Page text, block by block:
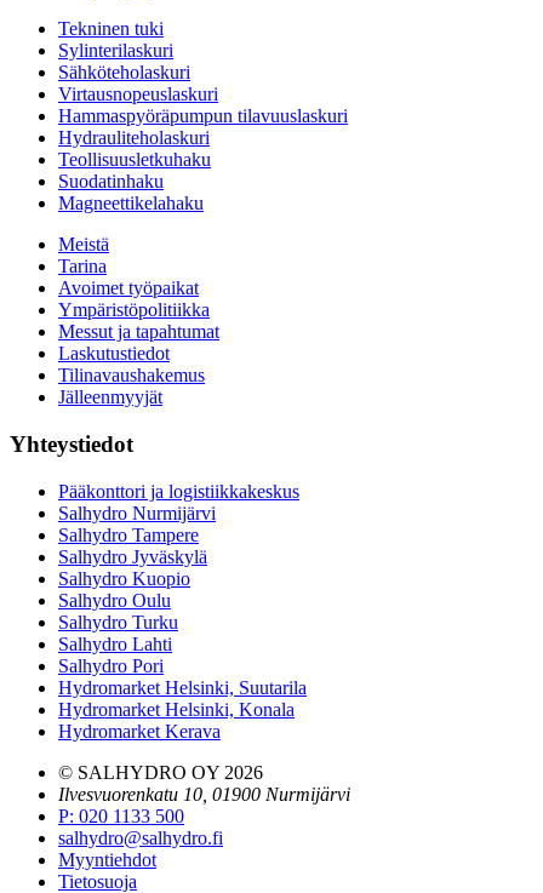
Tekninen tuki
Sylinterilaskuri
Sähköteholaskuri
Virtausnopeuslaskuri
Hammaspyöräpumpun tilavuuslaskuri
Hydrauliteholaskuri
Teollisuusletkuhaku
Suodatinhaku
Magneettikelahaku
Meistä
Tarina
Avoimet työpaikat
Ympäristöpolitiikka
Messut ja tapahtumat
Laskutustiedot
Tilinavaushakemus
Jälleenmyyjät
Yhteystiedot
Pääkonttori ja logistiikkakeskus
Salhydro Nurmijärvi
Salhydro Tampere
Salhydro Jyväskylä
Salhydro Kuopio
Salhydro Oulu
Salhydro Turku
Salhydro Lahti
Salhydro Pori
Hydromarket Helsinki, Suutarila
Hydromarket Helsinki, Konala
Hydromarket Kerava
© SALHYDRO OY 2026
Ilvesvuorenkatu 10, 01900 Nurmijärvi
P: 020 1133 500
salhydro@salhydro.fi
Myyntiehdot
Tietosuoja